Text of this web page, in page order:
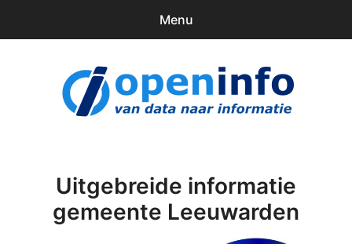
Menu
Downloads
Uitgebreide informatie
gemeente Leeuwarden